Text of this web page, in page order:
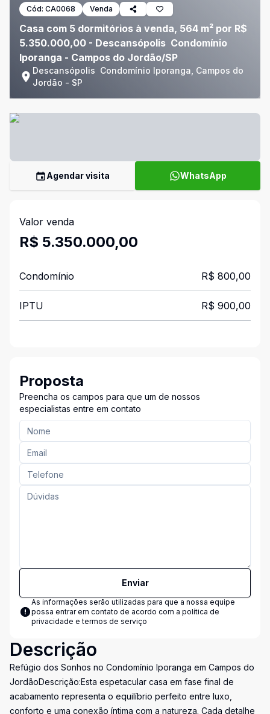
Cód: CA0068 Venda
Casa com 5 dormitórios à venda, 564 m² por R$
5.350.000,00 - Descansópolis  Condomínio
Iporanga - Campos do Jordão/SP
Descansópolis  Condomínio Iporanga, Campos do
Jordão - SP
Agendar visita WhatsApp
Valor venda
R$ 5.350.000,00
Condomínio R$ 800,00
IPTU R$ 900,00
Proposta
Preencha os campos para que um de nossos
especialistas entre em contato
Enviar
As informações serão utilizadas para que a nossa equipe
possa entrar em contato de acordo com a política de
privacidade e termos de serviço
Descrição
Refúgio dos Sonhos no Condomínio Iporanga em Campos do
JordãoDescrição:Esta espetacular casa em fase final de
acabamento representa o equilíbrio perfeito entre luxo,
conforto e uma conexão íntima com a natureza. Cada detalhe